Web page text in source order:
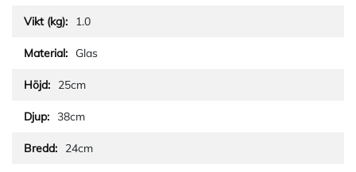
1.0
Glas
25cm
38cm
24cm